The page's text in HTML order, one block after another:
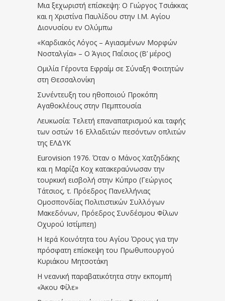
Μια ξεχωριστή επίσκεψη: Ο Γιώργος Τσιάκκας
και η Χριστίνα Παυλίδου στην Ι.Μ. Αγίου
Διονυσίου εν Ολύμπω
«Καρδιακός Λόγος – Αγιασμένων Μορφών
Νοσταλγία» – Ο Άγιος Παΐσιος (Β’ μέρος)
Ομιλία Γέροντα Εφραίμ σε Σύναξη Φοιτητών
στη Θεσσαλονίκη
Συνέντευξη του ηθοποιού Προκόπη
Αγαθοκλέους στην Πεμπτουσία
Λευκωσία: Τελετή επαναπατρισμού και ταφής
των οστών 16 Ελλαδιτών πεσόντων οπλιτών
της ΕΛΔΥΚ
Eurovision 1976. Όταν ο Μάνος Χατζηδάκης
και η Μαρίζα Κοχ κατακεραύνωσαν την
τουρκική εισβολή στην Κύπρο (Γεώργιος
Τάτσιος, τ. Πρόεδρος Πανελλήνιας
Ομοσπονδίας Πολιτιστικών Συλλόγων
Μακεδόνων, Πρόεδρος Συνδέσμου Φίλων
Οχυρού Ιστίμπεη)
Η Ιερά Κοινότητα του Αγίου Όρους για την
πρόσφατη επίσκεψη του Πρωθυπουργού
Κυριάκου Μητσοτάκη
Η νεανική παραβατικότητα στην εκπομπή
«Άκου Φίλε»